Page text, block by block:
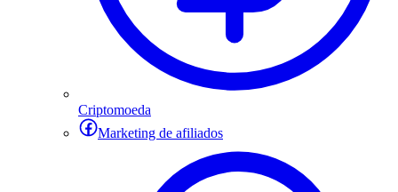
Criptomoeda
Marketing de afiliados